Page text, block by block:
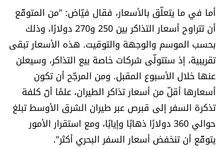
أما في ما يتعلّق بالأسعار، فقال فيّاض: "من المتوقّع
أن تتراوح أسعار التذاكر بين 250 و270 دولارًا، وذلك
بحسب الموسم والوجهة والتوقيت. هذه الأسعار تبقى
تقريبية، إذ ستتولّى شركات خاصة بيع التذاكر، وسيعلن
عنها خلال الأسبوع المقبل. ومن المرجّح أن تكون
أسعارها أقلّ من أسعار تذاكر الطيران، علمًا أنّ كلفة
تذكرة السفر إلى قبرص عبر طيران الشرق الأوسط تبلغ
حوالي 360 دولارًا ذهابًا وإيابًا، ومع استقرار الأمور
يتوقّع أن تنخفض أسعار السفر البحري أكثر".